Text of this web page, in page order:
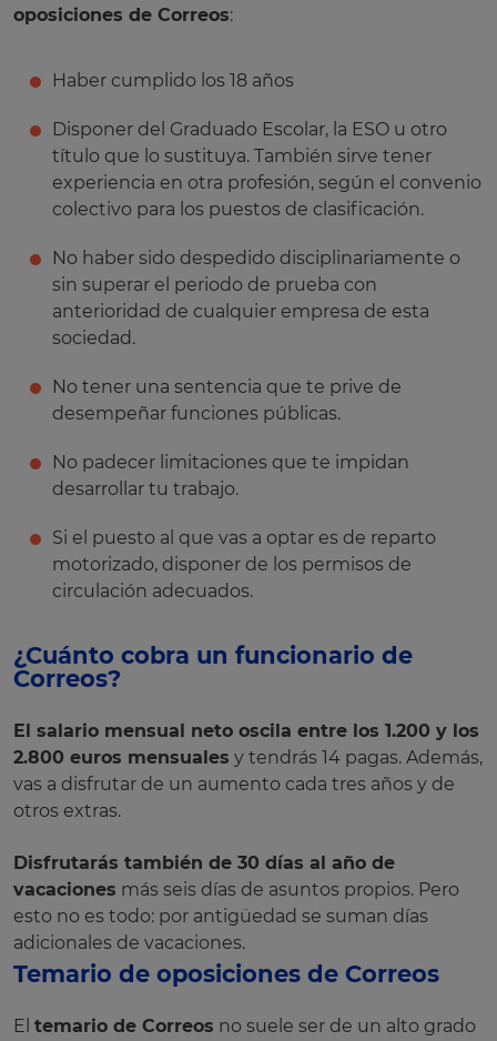
oposiciones de Correos:
Haber cumplido los 18 años
Disponer del Graduado Escolar, la ESO u otro
título que lo sustituya. También sirve tener
experiencia en otra profesión, según el convenio
colectivo para los puestos de clasificación.
No haber sido despedido disciplinariamente o
sin superar el periodo de prueba con
anterioridad de cualquier empresa de esta
sociedad.
No tener una sentencia que te prive de
desempeñar funciones públicas.
No padecer limitaciones que te impidan
desarrollar tu trabajo.
Si el puesto al que vas a optar es de reparto
motorizado, disponer de los permisos de
circulación adecuados.
¿Cuánto cobra un funcionario de
Correos?
El salario mensual neto oscila entre los 1.200 y los
2.800 euros mensuales y tendrás 14 pagas. Además,
vas a disfrutar de un aumento cada tres años y de
otros extras.
Disfrutarás también de 30 días al año de
vacaciones más seis días de asuntos propios. Pero
esto no es todo: por antigüedad se suman días
adicionales de vacaciones.
Temario de oposiciones de Correos
El temario de Correos no suele ser de un alto grado